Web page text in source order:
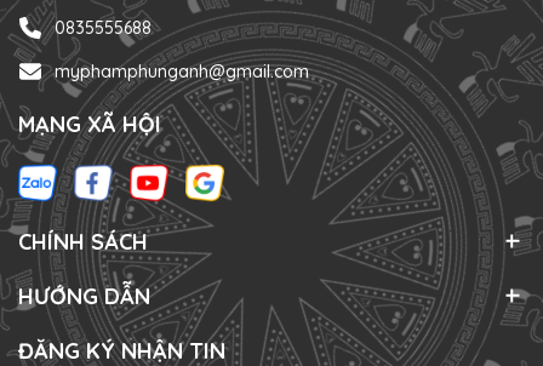
0835555688
myphamphunganh@gmail.com
MẠNG XÃ HỘI
CHÍNH SÁCH
HƯỚNG DẪN
ĐĂNG KÝ NHẬN TIN